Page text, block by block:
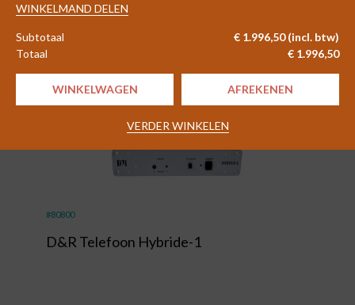
€2.199,00 Excl. BTW
2.660,79
#80800
D&R Telefoon Hybride-1
Audio
over
IP
Encoder
aantal
WINKELMAND DELEN
Subtotaal € 1.996,50 (incl. btw)
Totaal
€ 1.996,50
WINKELWAGEN AFREKENEN
VERDER WINKELEN